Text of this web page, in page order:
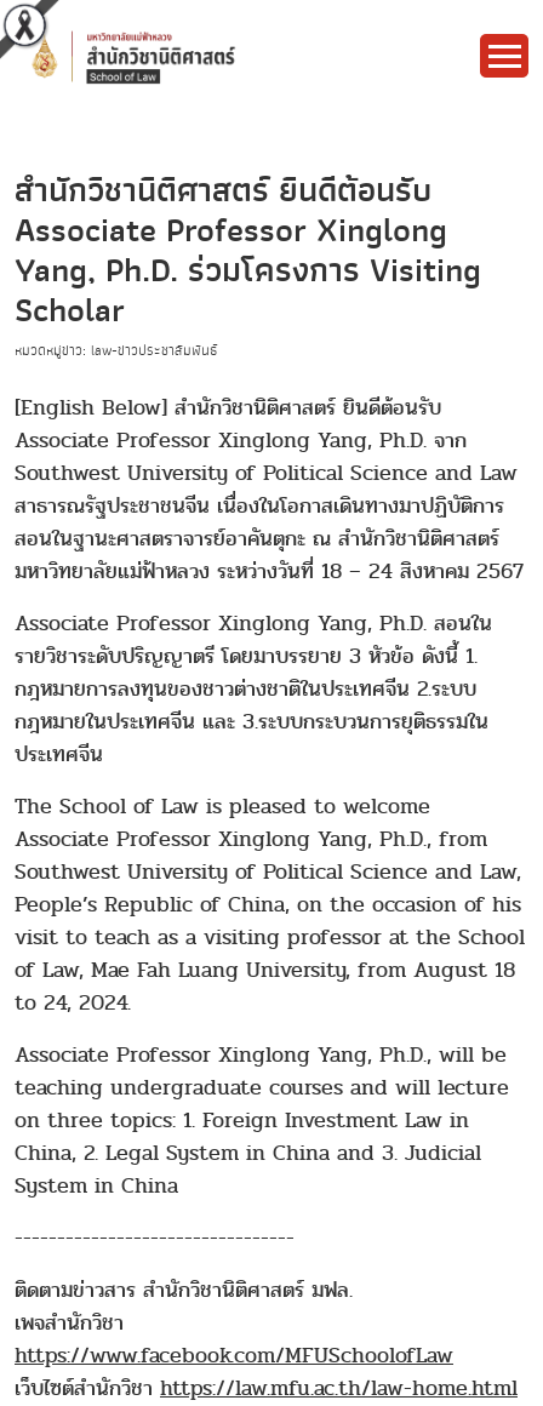
สำนักวิชานิติศาสตร์ ยินดีต้อนรับ
Associate Professor Xinglong
Yang, Ph.D. ร่วมโครงการ Visiting
Scholar
หมวดหมู่ข่าว: law-ข่าวประชาสัมพันธ์
[English Below] สำนักวิชานิติศาสตร์ ยินดีต้อนรับ
Associate Professor Xinglong Yang, Ph.D. จาก
Southwest University of Political Science and Law
สาธารณรัฐประชาชนจีน เนื่องในโอกาสเดินทางมาปฏิบัติการ
สอนในฐานะศาสตราจารย์อาคันตุกะ ณ สำนักวิชานิติศาสตร์
มหาวิทยาลัยแม่ฟ้าหลวง ระหว่างวันที่ 18 – 24 สิงหาคม 2567
Associate Professor Xinglong Yang, Ph.D. สอนใน
รายวิชาระดับปริญญาตรี โดยมาบรรยาย 3 หัวข้อ ดังนี้ 1.
กฎหมายการลงทุนของชาวต่างชาติในประเทศจีน 2.ระบบ
กฎหมายในประเทศจีน และ 3.ระบบกระบวนการยุติธรรมใน
ประเทศจีน
The School of Law is pleased to welcome
Associate Professor Xinglong Yang, Ph.D., from
Southwest University of Political Science and Law,
People’s Republic of China, on the occasion of his
visit to teach as a visiting professor at the School
of Law, Mae Fah Luang University, from August 18
to 24, 2024.
Associate Professor Xinglong Yang, Ph.D., will be
teaching undergraduate courses and will lecture
on three topics: 1. Foreign Investment Law in
China, 2. Legal System in China and 3. Judicial
System in China
---------------------------------
ติดตามข่าวสาร สำนักวิชานิติศาสตร์ มฟล.
เพจสำนักวิชา
https://www.facebook.com/MFUSchoolofLaw
เว็บไซต์สำนักวิชา https://law.mfu.ac.th/law-home.html